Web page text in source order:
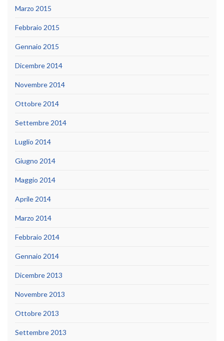
Marzo 2015
Febbraio 2015
Gennaio 2015
Dicembre 2014
Novembre 2014
Ottobre 2014
Settembre 2014
Luglio 2014
Giugno 2014
Maggio 2014
Aprile 2014
Marzo 2014
Febbraio 2014
Gennaio 2014
Dicembre 2013
Novembre 2013
Ottobre 2013
Settembre 2013